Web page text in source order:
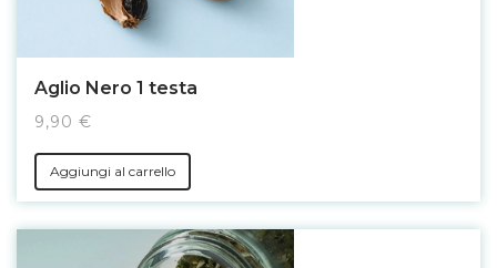
Aglio Nero 1 testa
9,90 €
Aggiungi al carrello